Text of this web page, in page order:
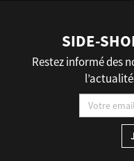
SIDE-
Restez informé des